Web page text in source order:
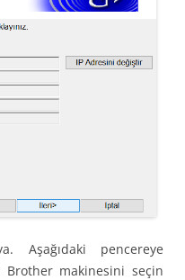
Aşağıdaki pencereye
makinesini seçin